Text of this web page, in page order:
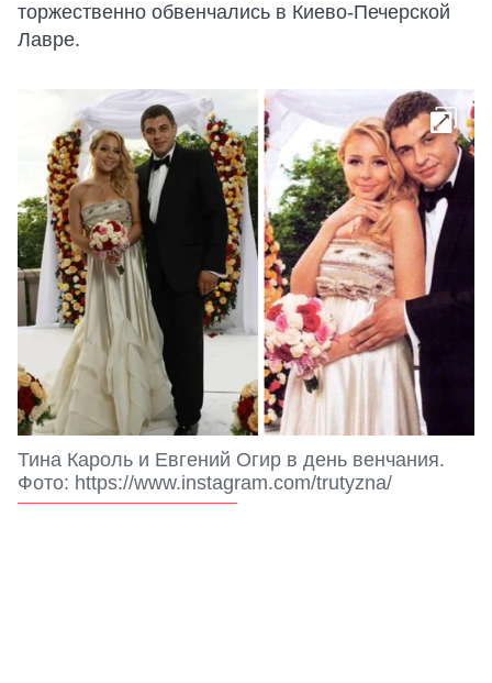
торжественно обвенчались в Киево-Печерской
Лавре.
Тина Кароль и Евгений Огир в день венчания.
Фото: https://www.instagram.com/trutyzna/